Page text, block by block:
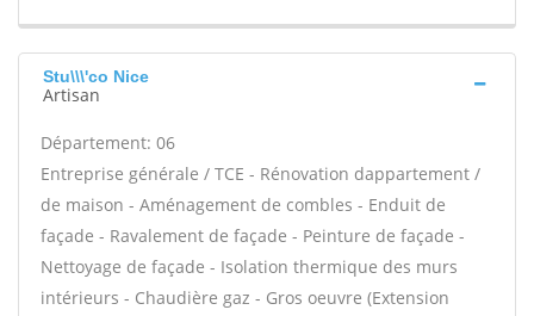
Stu\\\'co Nice
Artisan
Département: 06
Entreprise générale / TCE - Rénovation dappartement /
de maison - Aménagement de combles - Enduit de
façade - Ravalement de façade - Peinture de façade -
Nettoyage de façade - Isolation thermique des murs
intérieurs - Chaudière gaz - Gros oeuvre (Extension